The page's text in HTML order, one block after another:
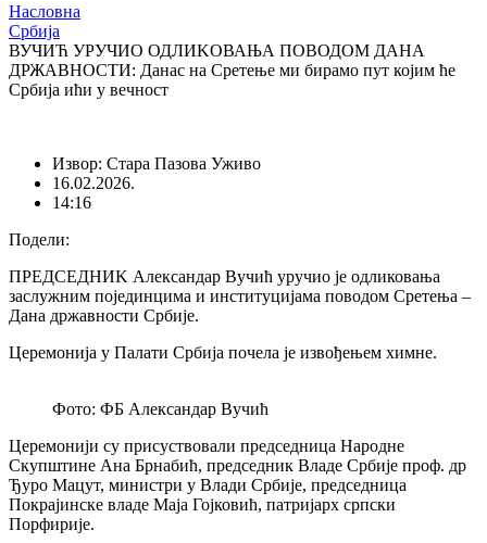
Насловна
Србија
ВУЧИЋ УРУЧИО ОДЛИKОВАЊА ПОВОДОМ ДАНА
ДРЖАВНОСТИ: Данас на Сретење ми бирамо пут којим ће
Србија ићи у вечност
Извор: Стара Пазова Уживо
16.02.2026.
14:16
Подели:
ПРЕДСЕДНИK Александар Вучић уручио је одликовања
заслужним појединцима и институцијама поводом Сретења –
Дана државности Србије.
Церемонија у Палати Србија почела је извођењем химне.
Фото: ФБ Александар Вучић
Церемонији су присуствовали председница Народне
Скупштине Ана Брнабић, председник Владе Србије проф. др
Ђуро Мацут, министри у Влади Србије, председница
Покрајинске владе Маја Гојковић, патријарх српски
Порфирије.